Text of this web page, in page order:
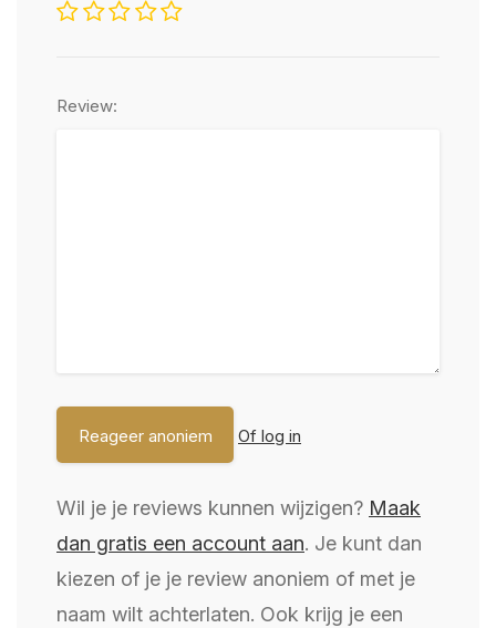
Review:
Of log in
Wil je je reviews kunnen wijzigen? Maak
dan gratis een account aan. Je kunt dan
kiezen of je je review anoniem of met je
naam wilt achterlaten. Ook krijg je een